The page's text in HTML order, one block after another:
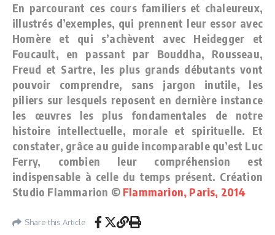
En parcourant ces cours familiers et chaleureux,
illustrés d’exemples, qui prennent leur essor avec
Homère et qui s’achèvent avec Heidegger et
Foucault, en passant par Bouddha, Rousseau,
Freud et Sartre, les plus grands débutants vont
pouvoir comprendre, sans jargon inutile, les
piliers sur lesquels reposent en dernière instance
les œuvres les plus fondamentales de notre
histoire intellectuelle, morale et spirituelle. Et
constater, grâce au guide incomparable qu’est Luc
Ferry, combien leur compréhension est
indispensable à celle du temps présent. Création
Studio Flammarion © Flammarion, Paris, 2014
Share this Article